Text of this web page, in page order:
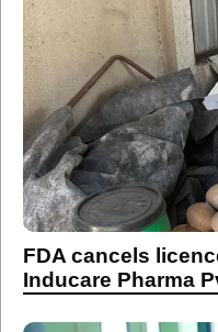
FDA cancels
Inducare Pharma